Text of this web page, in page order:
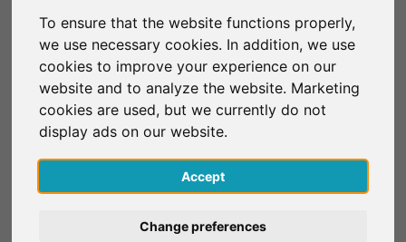
To ensure that the website functions properly,
we use necessary cookies. In addition, we use
cookies to improve your experience on our
website and to analyze the website. Marketing
cookies are used, but we currently do not
display ads on our website.
Accept
Change preferences
Continuer avec Facebook
OU
E-mail*
Mot de passe*
FAQ
S'inscrire gratuitement
S'inscrire
English
Deutsch